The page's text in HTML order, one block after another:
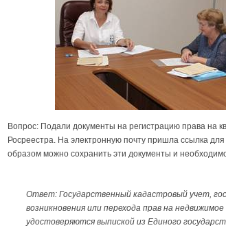
Вопрос: Подали документы на регистрацию права на
Росреестра. На электронную почту пришла ссылка
образом можно сохранить эти документы и
Ответ: Государственный кадастровый учет,
возникновения или перехода прав на
удостоверяются выпиской из Единого